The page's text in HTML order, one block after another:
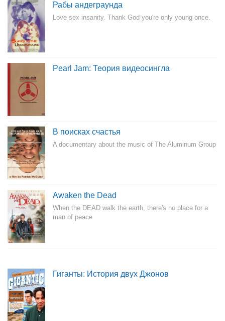
Рабы андеграунда
Love sex insanity. Thank God you're only young once.
Pearl Jam: Теория видеосингла
В поисках счастья
A documentary about the music of The Aluminum Group
Awaken the Dead
When the DEAD walk the earth, there's no place for a
man of peace
Гиганты: История двух Джонов